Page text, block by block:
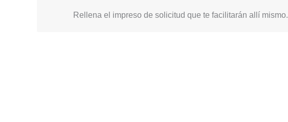
Rellena el impreso de solicitud que te facilitarán allí mismo.